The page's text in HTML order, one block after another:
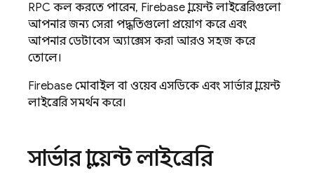
RPC কল করতে পারেন, Firebaseক্লায়েন্ট লাইব্রেরিগুলো
আপনার জন্য সেরা পদ্ধতিগুলো প্রয়োগ করে এবং
আপনার ডেটাবেস অ্যাক্সেস করা আরও সহজ করে
তোলে।
Firebase মোবাইল বা ওয়েব এসডিকে এবং সার্ভার ক্লায়েন্ট
লাইব্রেরি সমর্থন করে।
সার্ভার ক্লায়েন্ট লাইব্রেরি